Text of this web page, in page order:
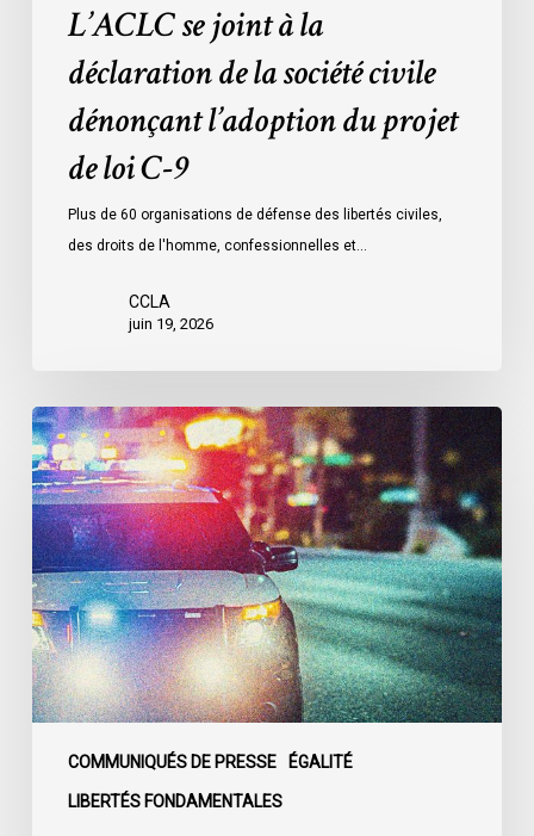
L’ACLC se joint à la
déclaration de la société civile
dénonçant l’adoption du projet
de loi C-9
Plus de 60 organisations de défense des libertés civiles,
des droits de l'homme, confessionnelles et…
CCLA
juin 19, 2026
COMMUNIQUÉS DE PRESSE ÉGALITÉ
LIBERTÉS FONDAMENTALES
Le
LDL
et
le
CCLA
réclament
la
création
d’une
commission
publique